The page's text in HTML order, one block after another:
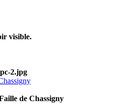
visible.
2.jpg
de Chassigny